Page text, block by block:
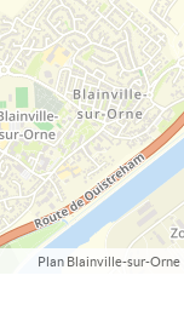
Plan Blainville-sur-Orne